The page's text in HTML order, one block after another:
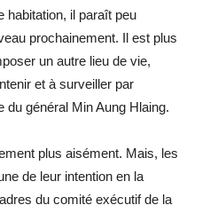
habitation, il paraît peu
prochainement. Il est plus
un autre lieu de vie,
et à surveiller par
du général Min Aung Hlaing.
plus aisément. Mais, les
de leur intention en la
du comité exécutif de la